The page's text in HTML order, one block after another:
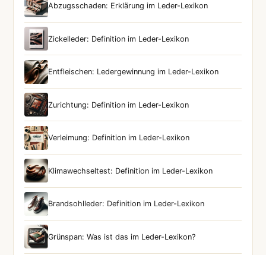
Abzugsschaden: Erklärung im Leder-Lexikon
Zickelleder: Definition im Leder-Lexikon
Entfleischen: Ledergewinnung im Leder-Lexikon
Zurichtung: Definition im Leder-Lexikon
Verleimung: Definition im Leder-Lexikon
Klimawechseltest: Definition im Leder-Lexikon
Brandsohlleder: Definition im Leder-Lexikon
Grünspan: Was ist das im Leder-Lexikon?